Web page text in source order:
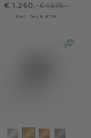
€ 1.260,-€ 1.575,-
Excl. Tax & BTW